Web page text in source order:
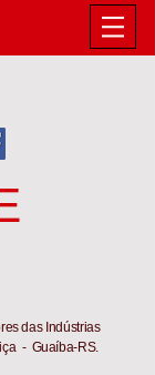
das Indústrias
- Guaíba-RS.